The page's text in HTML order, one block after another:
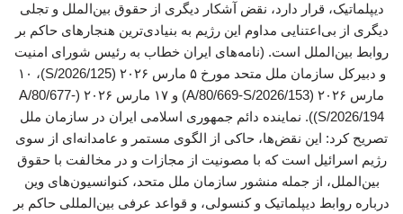
دیپلماتیک، قرار دارد، نقض آشکار دیگری از حقوق بین‌الملل و تجلی
دیگری از بی‌اعتنایی مداوم این رژیم به بنیادی‌ترین هنجارهای حاکم بر
روابط بین‌الملل است. (نامه‌های ایران خطاب به رئیس شورای امنیت
و دبیرکل سازمان ملل متحد مورخ ۵ مارس ۲۰۲۶ (S/2026/125)، ۱۰
مارس ۲۰۲۶ (A/80/669-S/2026/153) و ۱۷ مارس ۲۰۲۶ (A/80/677-
S/2026/194)). نماینده دائم جمهوری اسلامی ایران در سازمان ملل
تصریح کرد: این ‌نقض‌ها، حاکی از الگوی مستمر و عامدانه‌ای از سوی
رژیم اسرائیل است که با مصونیت از مجازات و در مخالفت با حقوق
بین‌الملل، از جمله منشور سازمان ملل متحد، کنوانسیون‌های وین
درباره روابط دیپلماتیک و کنسولی، و قواعد عرفی بین‌المللی حاکم بر